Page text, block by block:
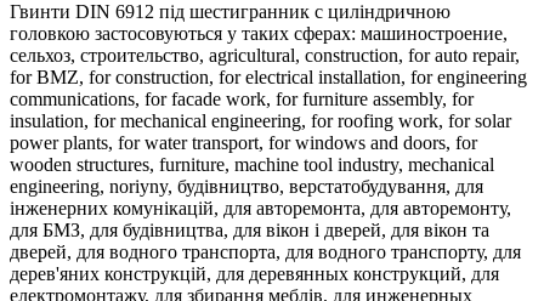
Гвинти DIN 6912 під шестигранник c циліндричною
головкою застосовуються у таких сферах: машиностроение,
сельхоз, строительство, agricultural, construction, for auto repair,
for BMZ, for construction, for electrical installation, for engineering
communications, for facade work, for furniture assembly, for
insulation, for mechanical engineering, for roofing work, for solar
power plants, for water transport, for windows and doors, for
wooden structures, furniture, machine tool industry, mechanical
engineering, noriyny, будівництво, верстатобудування, для
інженерних комунікацій, для авторемонта, для авторемонту,
для БМЗ, для будівництва, для вікон і дверей, для вікон та
дверей, для водного транспорта, для водного транспорту, для
дерев'яних конструкцій, для деревянных конструкций, для
електромонтажу, для збирання меблів, для инженерных